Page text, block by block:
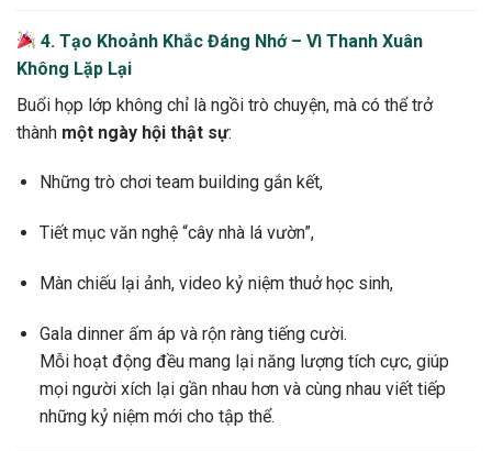
4. Tạo Khoảnh Khắc Đáng Nhớ – Vì Thanh Xuân
Không Lặp Lại
Buổi họp lớp không chỉ là ngồi trò chuyện, mà có thể trở
thành một ngày hội thật sự:
Những trò chơi team building gắn kết,
Tiết mục văn nghệ “cây nhà lá vườn”,
Màn chiếu lại ảnh, video kỷ niệm thuở học sinh,
Gala dinner ấm áp và rộn ràng tiếng cười.
Mỗi hoạt động đều mang lại năng lượng tích cực, giúp
mọi người xích lại gần nhau hơn và cùng nhau viết tiếp
những kỷ niệm mới cho tập thể.